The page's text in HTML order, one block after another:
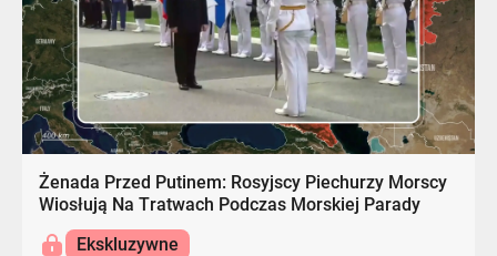
Żenada Przed Putinem: Rosyjscy Piechurzy Morscy
Wiosłują Na Tratwach Podczas Morskiej Parady
Ekskluzywne